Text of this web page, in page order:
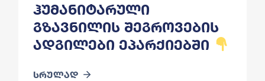
Ჰუმანიტარული
Გზავნილის Შეგროვების
Ადგილები Ეპარქიებში
სრულად